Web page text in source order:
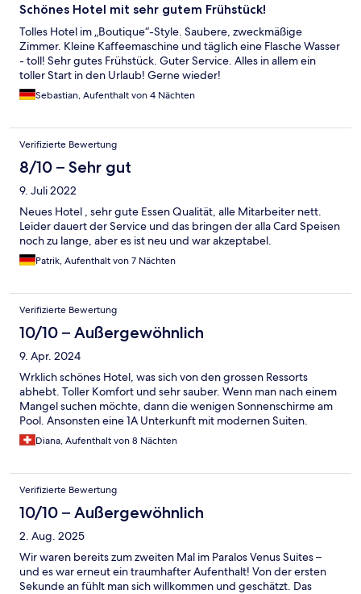
Schönes Hotel mit sehr gutem Frühstück!
Tolles Hotel im „Boutique“-Style. Saubere, zweckmäßige
Zimmer. Kleine Kaffeemaschine und täglich eine Flasche Wasser
- toll! Sehr gutes Frühstück. Guter Service. Alles in allem ein
toller Start in den Urlaub! Gerne wieder!
Sebastian, Aufenthalt von 4 Nächten
Verifizierte Bewertung
8/10 – Sehr gut
9. Juli 2022
Neues Hotel , sehr gute Essen Qualität, alle Mitarbeiter nett.
Leider dauert der Service und das bringen der alla Card Speisen
noch zu lange, aber es ist neu und war akzeptabel.
Patrik, Aufenthalt von 7 Nächten
Verifizierte Bewertung
10/10 – Außergewöhnlich
9. Apr. 2024
Wrklich schönes Hotel, was sich von den grossen Ressorts
abhebt. Toller Komfort und sehr sauber. Wenn man nach einem
Mangel suchen möchte, dann die wenigen Sonnenschirme am
Pool. Ansonsten eine 1A Unterkunft mit modernen Suiten.
Diana, Aufenthalt von 8 Nächten
Verifizierte Bewertung
10/10 – Außergewöhnlich
2. Aug. 2025
Wir waren bereits zum zweiten Mal im Paralos Venus Suites –
und es war erneut ein traumhafter Aufenthalt! Von der ersten
Sekunde an fühlt man sich willkommen und geschätzt. Das